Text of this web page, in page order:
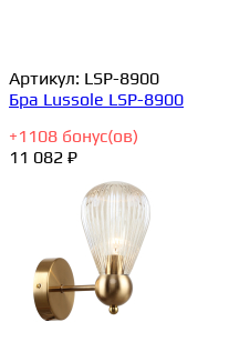
Артикул: LSP-8900
Бра Lussole LSP-8900
+1108 бонус(ов)
11 082 ₽